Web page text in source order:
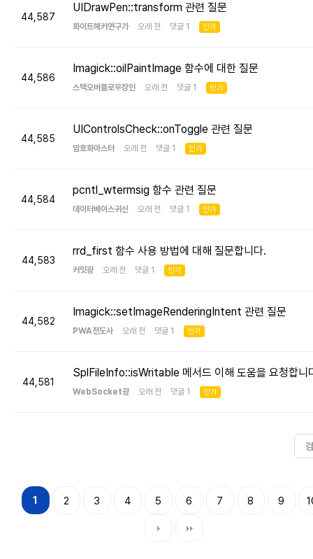
44,587
UIDrawPen::transform 관련 질문
화이트해커연구가 오래 전 댓글 1 인기
44,586
Imagick::oilPaintImage 함수에 대한 질문
스택오버플로우장인 오래 전 댓글 1 인기
44,585
UIControlsCheck::onToggle 관련 질문
암호화마스터 오래 전 댓글 1 인기
44,584
pcntl_wtermsig 함수 관련 질문
데이터베이스귀신 오래 전 댓글 1 인기
44,583
rrd_first 함수 사용 방법에 대해 질문합니다.
커밋광 오래 전 댓글 1 인기
44,582
Imagick::setImageRenderingIntent 관련 질문
PWA전도사 오래 전 댓글 1 인기
44,581
SplFileInfo::isWritable 메서드 이해 도움을 요청합니
WebSocket광 오래 전 댓글 1 인기
1 2 3 4 5 6 7 8 9